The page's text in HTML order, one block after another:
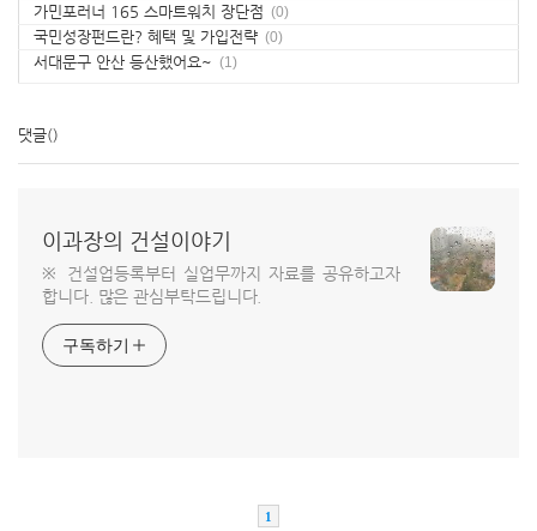
가민포러너 165 스마트워치 장단점 (0)
국민성장펀드란? 혜택 및 가입전략 (0)
서대문구 안산 등산했어요~ (1)
댓글()
이과장의 건설이야기
※ 건설업등록부터 실업무까지 자료를 공유하고자
합니다. 많은 관심부탁드립니다.
구독하기
1